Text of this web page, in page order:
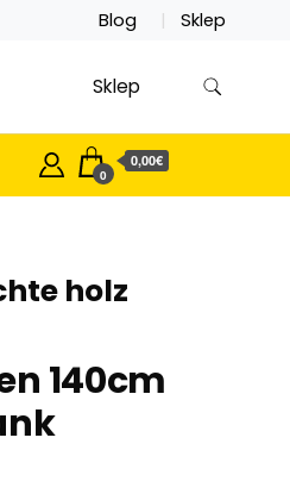
Blog Sklep
Sklep
0
0,00€
holz
140cm